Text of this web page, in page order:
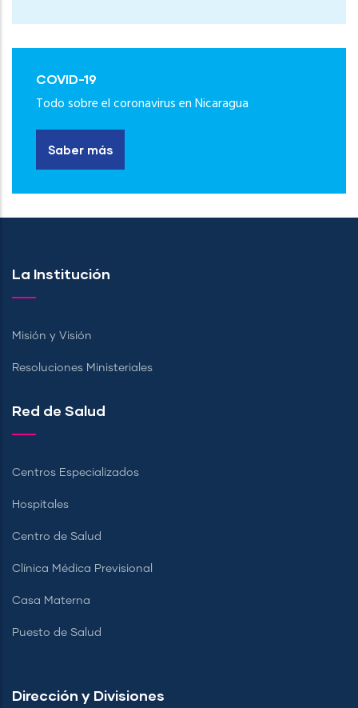
COVID-19
Todo sobre el coronavirus en Nicaragua
Saber más
La Institución
Misión y Visión
Resoluciones Ministeriales
Red de Salud
Centros Especializados
Hospitales
Centro de Salud
Clínica Médica Previsional
Casa Materna
Puesto de Salud
Dirección y Divisiones